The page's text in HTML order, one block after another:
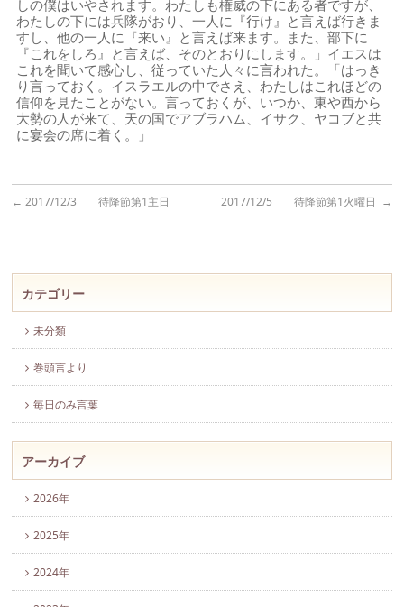
しの僕はいやされます。わたしも権威の下にある者ですが、
わたしの下には兵隊がおり、一人に『行け』と言えば行きま
すし、他の一人に『来い』と言えば来ます。また、部下に
『これをしろ』と言えば、そのとおりにします。」イエスは
これを聞いて感心し、従っていた人々に言われた。「はっき
り言っておく。イスラエルの中でさえ、わたしはこれほどの
信仰を見たことがない。言っておくが、いつか、東や西から
大勢の人が来て、天の国でアブラハム、イサク、ヤコブと共
に宴会の席に着く。」
← 2017/12/3 待降節第1主日 2017/12/5 待降節第1火曜日 →
カテゴリー
未分類
巻頭言より
毎日のみ言葉
アーカイブ
2026年
2025年
2024年